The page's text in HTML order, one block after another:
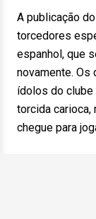
A publicação
torcedores
espanhol, que
novamente. Os
ídolos do clube
torcida carioca,
chegue para